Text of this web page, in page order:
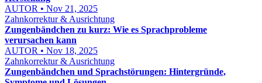
AUTOR • Nov 21, 2025
Zahnkorrektur & Ausrichtung
Zungenbändchen zu kurz: Wie es Sprachprobleme
verursachen kann
AUTOR • Nov 18, 2025
Zahnkorrektur & Ausrichtung
Zungenbändchen und Sprachstörungen: Hintergründe,